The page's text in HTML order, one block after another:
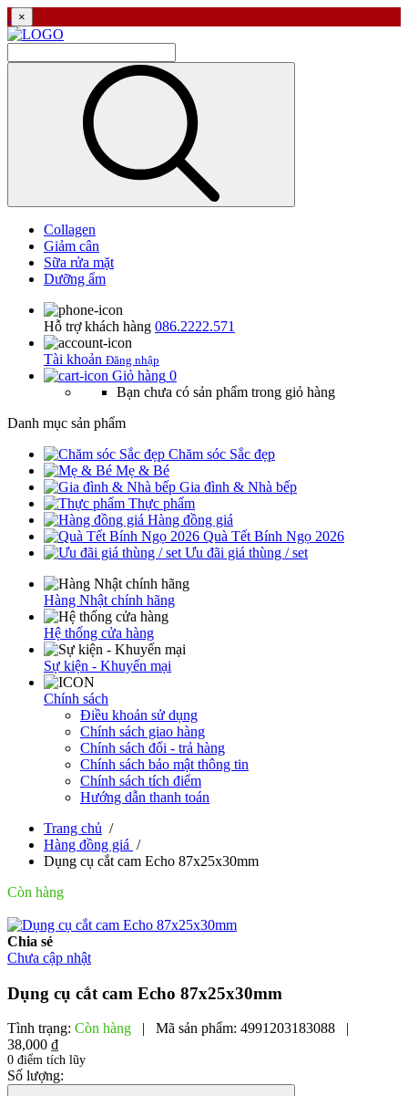
×
Collagen
Giảm cân
Sữa rửa mặt
Dưỡng ẩm
Hỗ trợ khách hàng 086.2222.571
Tài khoản Đăng nhập
Giỏ hàng 0
Bạn chưa có sản phẩm trong giỏ hàng
Danh mục sản phẩm
Chăm sóc Sắc đẹp
Mẹ & Bé
Gia đình & Nhà bếp
Thực phẩm
Hàng đồng giá
Quà Tết Bính Ngọ 2026
Ưu đãi giá thùng / set
Hàng Nhật chính hãng
Hệ thống cửa hàng
Sự kiện - Khuyến mại
Chính sách
Điều khoản sử dụng
Chính sách giao hàng
Chính sách đổi - trả hàng
Chính sách bảo mật thông tin
Chính sách tích điểm
Hướng dẫn thanh toán
Trang chủ /
Hàng đồng giá /
Dụng cụ cắt cam Echo 87x25x30mm
Còn hàng
Chia sẻ
Chưa cập nhật
Dụng cụ cắt cam Echo 87x25x30mm
Tình trạng: Còn hàng | Mã sản phẩm: 4991203183088
|
38,000 ₫
0 điểm tích lũy
Số lượng: